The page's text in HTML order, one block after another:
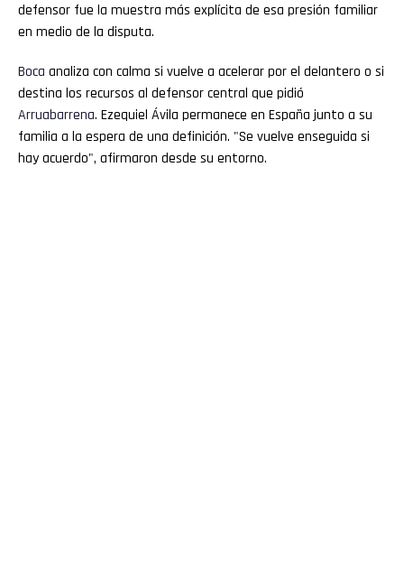
defensor fue la muestra más explícita de esa presión familiar
en medio de la disputa.
Boca analiza con calma si vuelve a acelerar por el delantero o si
destina los recursos al defensor central que pidió
Arruabarrena. Ezequiel Ávila permanece en España junto a su
familia a la espera de una definición. "Se vuelve enseguida si
hay acuerdo", afirmaron desde su entorno.